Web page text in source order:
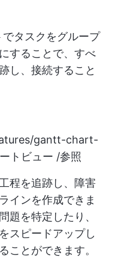
タスクをグループ
することで、すべ
し、接続すること
gantt-chart-
トビュー /参照
程を追跡し、障害
インを作成できま
題を特定したり、
スピードアップし
ことができます。